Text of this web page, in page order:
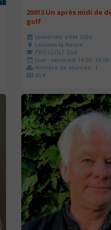
20613 Un après midi de
golf
Université d'été 2026
Louvain-la-Neuve
PRO1GOLF Zoé
Jour : vendredi 14:00- 16:00
Nombre de séances : 1
45 €